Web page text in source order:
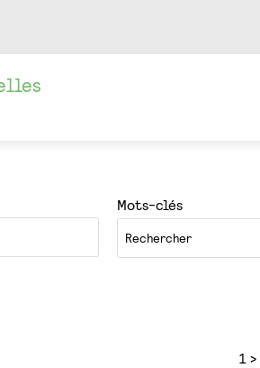
Mots-clés
1